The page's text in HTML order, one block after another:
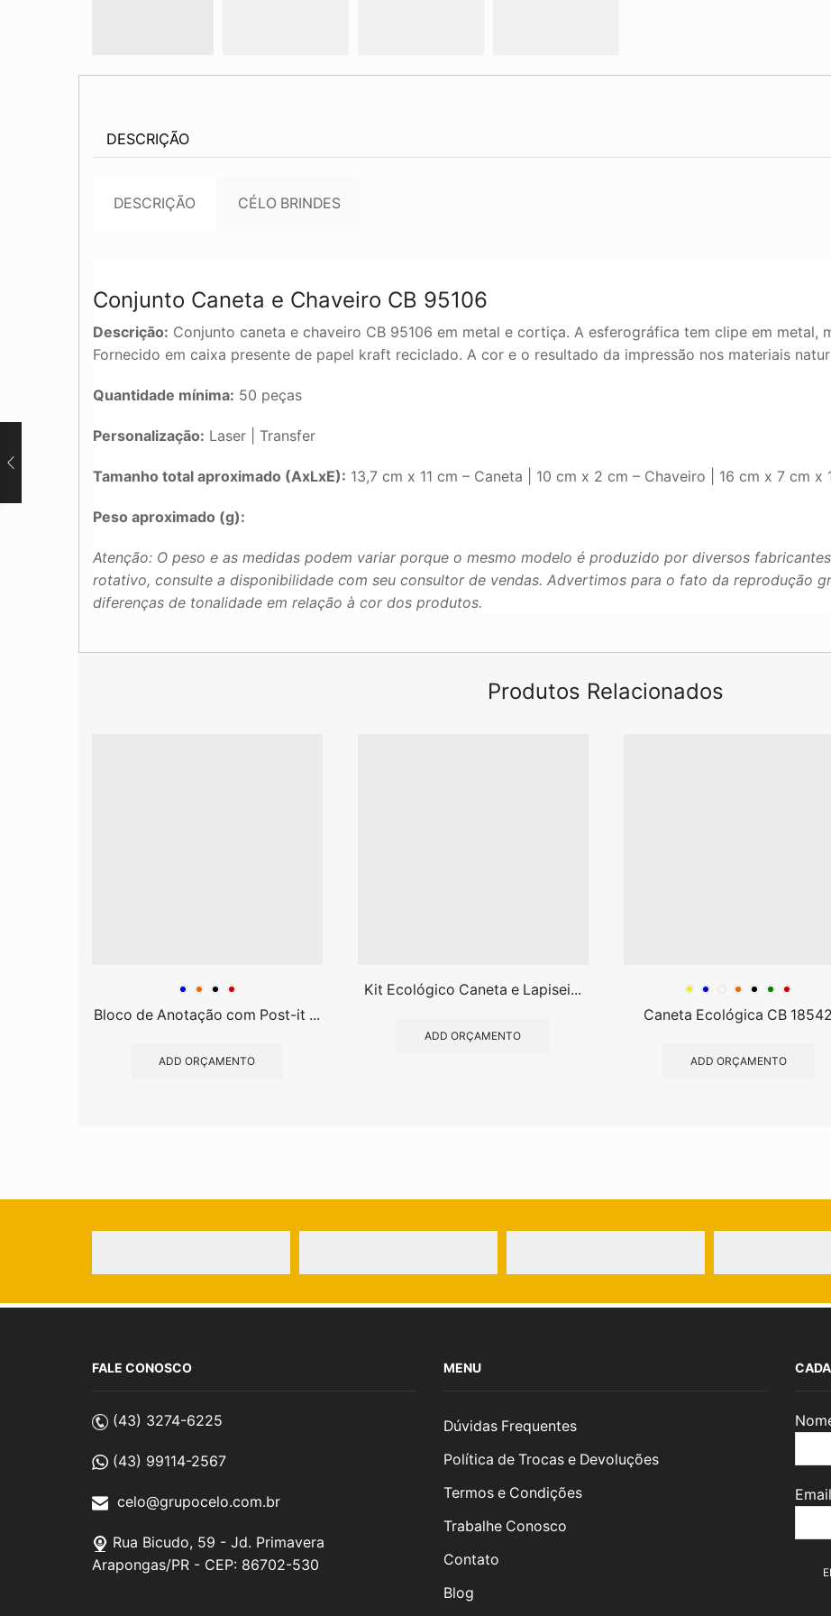
DESCRIÇÃO
DESCRIÇÃO CÉLO BRINDES
Conjunto Caneta e Chaveiro CB 95106
Descrição: Conjunto caneta e chaveiro CB 95106 em metal e cortiça. A esferográfica tem clipe em metal,
Fornecido em caixa presente de papel kraft reciclado. A cor e o resultado da impressão nos materiais
Quantidade mínima: 50 peças
Personalização: Laser | Transfer
Tamanho total aproximado (AxLxE): 13,7 cm x 11 cm – Caneta | 10 cm x 2 cm – Chaveiro | 16 cm x 7 cm x
Peso aproximado (g):
Atenção: O peso e as medidas podem variar porque o mesmo modelo é produzido por diversos
rotativo, consulte a disponibilidade com seu consultor de vendas. Advertimos para o fato da reprodução
diferenças de tonalidade em relação à cor dos produtos.
Produtos Relacionados
Bloco de Anotação com Post-it ...
ADD ORÇAMENTO
Kit Ecológico Caneta e Lapisei...
ADD ORÇAMENTO
Caneta Ecológica CB 18542
ADD ORÇAMENTO
FALE CONOSCO
(43) 3274-6225
(43) 99114-2567
celo@grupocelo.com.br
Rua Bicudo, 59 - Jd. Primavera
Arapongas/PR - CEP: 86702-530
MENU
Dúvidas Frequentes
Política de Trocas e Devoluções
Termos e Condições
Trabalhe Conosco
Contato
Blog
Email